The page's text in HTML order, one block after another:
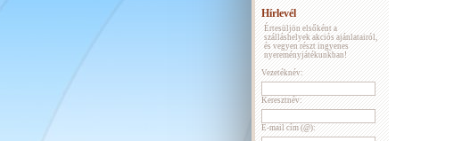
Hírlevél
Értesüljön elsőként a
szálláshelyek akciós ajánlatairól,
és vegyen részt ingyenes
nyereményjátékunkban!
Vezetéknév:
Keresztnév:
E-mail cím (@):